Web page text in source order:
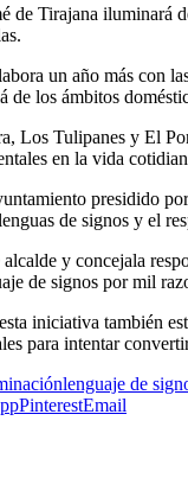
de Tirajana iluminará
un año más con
de los ámbitos
Los Tulipanes y El
en la vida
presidido
de signos y el
y concejala
de signos por mil
iniciativa también
para intentar
lenguaje de
PinterestEmail